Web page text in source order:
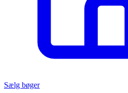
Sælg bøger